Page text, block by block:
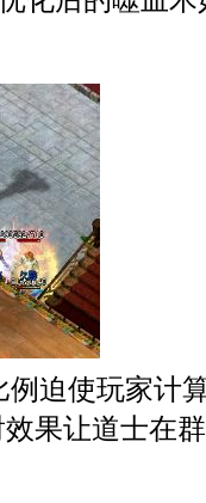
例迫使玩家计
果让道士在